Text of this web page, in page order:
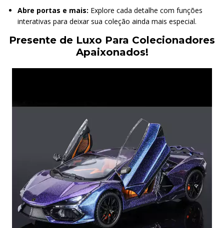
Abre portas e mais: Explore cada detalhe com funções
interativas para deixar sua coleção ainda mais especial.
Presente de Luxo Para Colecionadores
Apaixonados!